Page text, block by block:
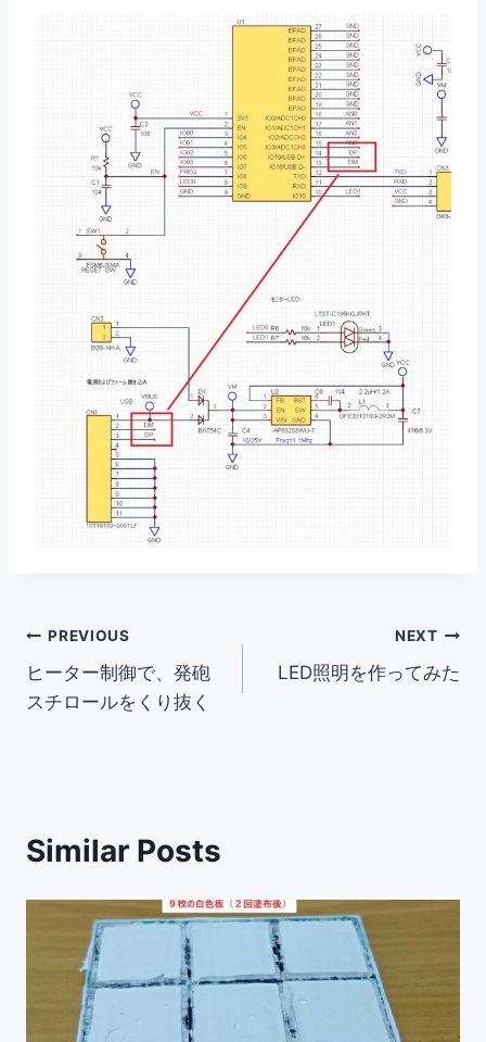
投
稿
ー
PREVIOUS
ヒーター制御で、発砲
スチロールをくり抜く
NEXT
LED照明を作ってみた
Similar Posts